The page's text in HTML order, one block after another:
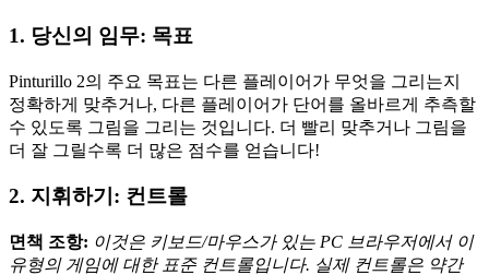
1. 당신의 임무: 목표
Pinturillo 2의 주요 목표는 다른 플레이어가 무엇을 그리는지
정확하게 맞추거나, 다른 플레이어가 단어를 올바르게 추측할
수 있도록 그림을 그리는 것입니다. 더 빨리 맞추거나 그림을
더 잘 그릴수록 더 많은 점수를 얻습니다!
2. 지휘하기: 컨트롤
면책 조항: 이것은 키보드/마우스가 있는 PC 브라우저에서 이
유형의 게임에 대한 표준 컨트롤입니다. 실제 컨트롤은 약간